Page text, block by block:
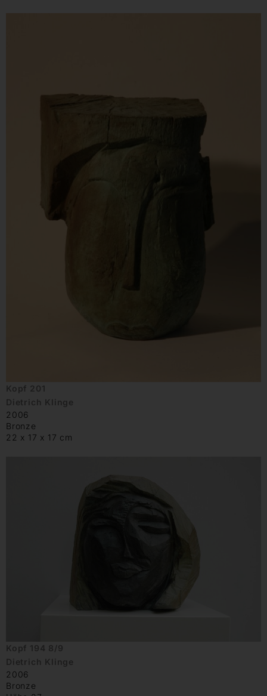
Kopf 201
Dietrich Klinge
2006
Bronze
22 x 17 x 17 cm
Kopf 194 8/9
Dietrich Klinge
2006
Bronze